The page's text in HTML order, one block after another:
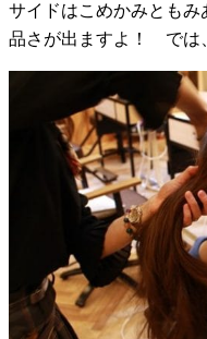
サイドはこめかみともみ
品さが出ますよ！ では